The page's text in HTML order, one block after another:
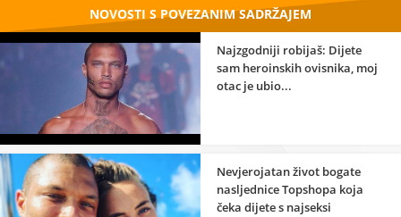
NOVOSTI S POVEZANIM SADRŽAJEM
Najzgodniji robijaš: Dijete
sam heroinskih ovisnika, moj
otac je ubio...
Nevjerojatan život bogate
nasljednice Topshopa koja
čeka dijete s najseksi